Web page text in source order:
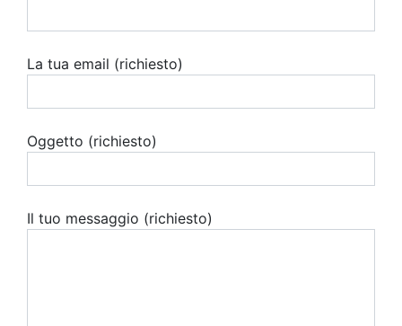
La tua email (richiesto)
Oggetto (richiesto)
Il tuo messaggio (richiesto)